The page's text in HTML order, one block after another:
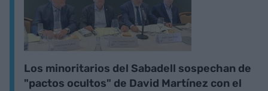
Los minoritarios del Sabadell sospechan de
"pactos ocultos" de David Martínez con el